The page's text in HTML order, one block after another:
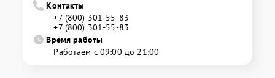
Контакты
+7 (800) 301-55-83
+7 (800) 301-55-83
Время работы
Работаем с 09:00 до 21:00